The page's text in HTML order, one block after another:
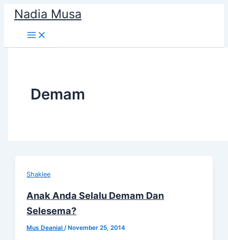
Skip
content
Nadia Musa
Demam
Shaklee
Anak Anda Selalu Demam Dan
Selesema?
Mus Deanial/ November 25, 2014